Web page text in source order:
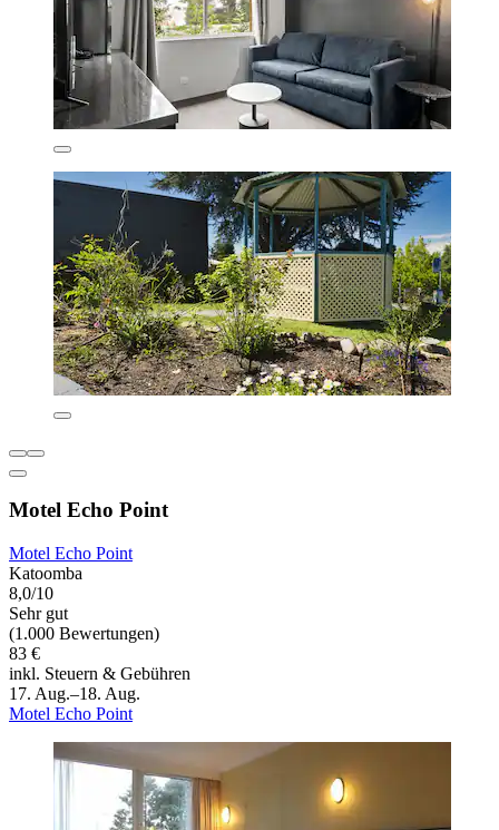
Motel Echo Point
Motel Echo Point
Katoomba
8,0/10
Sehr gut
(1.000 Bewertungen)
83 €
inkl. Steuern & Gebühren
17. Aug.–18. Aug.
Motel Echo Point